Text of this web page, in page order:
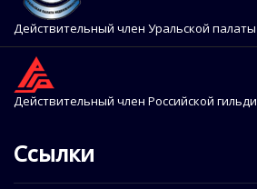
Действительный член Уральской
Действительный член Российской
Ссылки